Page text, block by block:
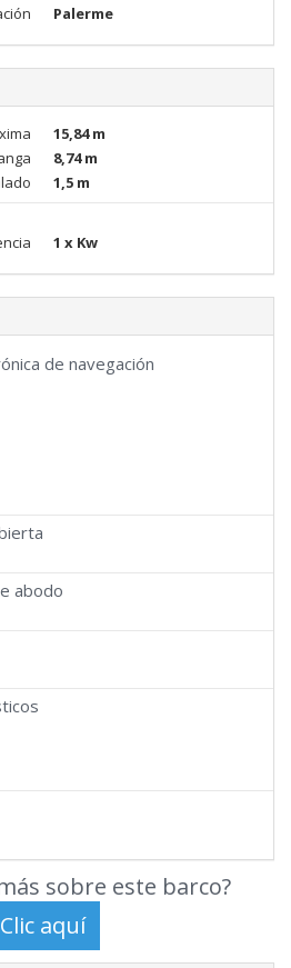
Palerme
15,84 m
8,74 m
1,5 m
1 x Kw
de navegación
abodo
sobre este barco?